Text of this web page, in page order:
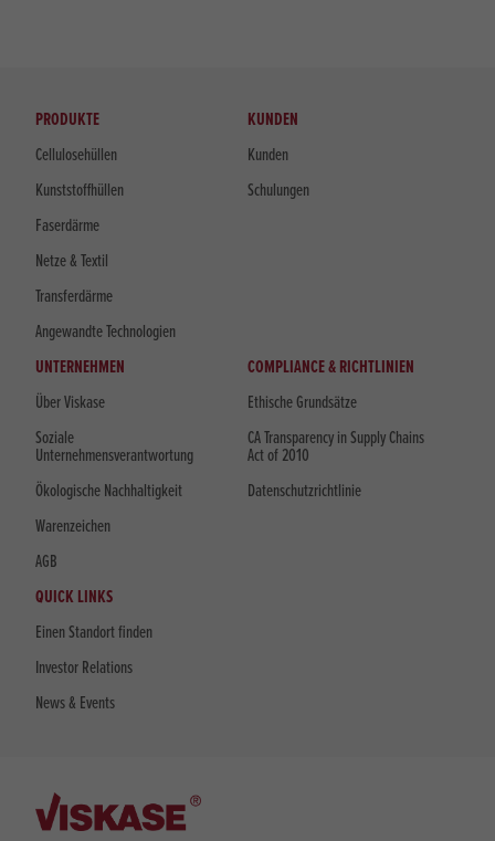
PRODUKTE
Cellulosehüllen
Kunststoffhüllen
Faserdärme
Netze & Textil
Transferdärme
Angewandte Technologien
KUNDEN
Kunden
Schulungen
UNTERNEHMEN
Über Viskase
Soziale
Unternehmensverantwortung
Ökologische Nachhaltigkeit
Warenzeichen
AGB
COMPLIANCE & RICHTLINIEN
Ethische Grundsätze
CA Transparency in Supply Chains
Act of 2010
Datenschutzrichtlinie
QUICK LINKS
Einen Standort finden
Investor Relations
News & Events